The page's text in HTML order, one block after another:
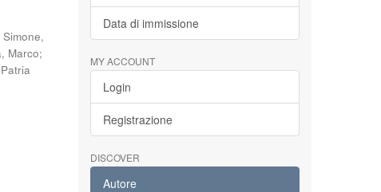
Simone,
Marco;
Data di immissione
MY ACCOUNT
Login
Registrazione
DISCOVER
Autore